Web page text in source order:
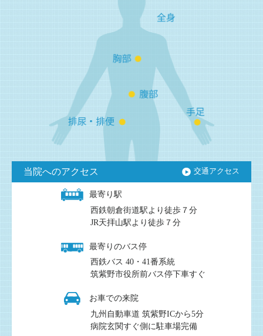
当院へのアクセス 交通アクセス
最寄り駅
西鉄朝倉街道駅より徒歩７分
JR天拝山駅より徒歩７分
最寄りのバス停
西鉄バス 40・41番系統
筑紫野市役所前バス停下車すぐ
お車での来院
九州自動車道 筑紫野ICから5分
病院玄関すぐ側に駐車場完備